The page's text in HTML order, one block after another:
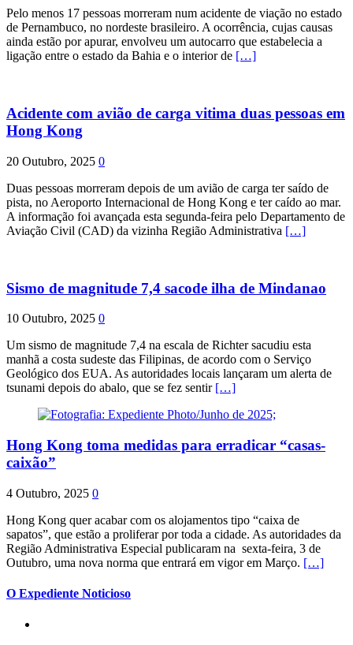
Pelo menos 17 pessoas morreram num acidente de viação no estado
de Pernambuco, no nordeste brasileiro. A ocorrência, cujas causas
ainda estão por apurar, envolveu um autocarro que estabelecia a
ligação entre o estado da Bahia e o interior de […]
Acidente com avião de carga vitima duas pessoas em
Hong Kong
20 Outubro, 2025 0
Duas pessoas morreram depois de um avião de carga ter saído de
pista, no Aeroporto Internacional de Hong Kong e ter caído ao mar.
A informação foi avançada esta segunda-feira pelo Departamento de
Aviação Civil (CAD) da vizinha Região Administrativa […]
Sismo de magnitude 7,4 sacode ilha de Mindanao
10 Outubro, 2025 0
Um sismo de magnitude 7,4 na escala de Richter sacudiu esta
manhã a costa sudeste das Filipinas, de acordo com o Serviço
Geológico dos EUA. As autoridades locais lançaram um alerta de
tsunami depois do abalo, que se fez sentir […]
Hong Kong toma medidas para erradicar “casas-
caixão”
4 Outubro, 2025 0
Hong Kong quer acabar com os alojamentos tipo “caixa de
sapatos”, que estão a proliferar por toda a cidade. As autoridades da
Região Administrativa Especial publicaram na sexta-feira, 3 de
Outubro, uma nova norma que entrará em vigor em Março. […]
O Expediente Noticioso